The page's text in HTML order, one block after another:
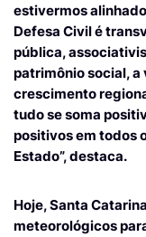
estivermos
Defesa Civil é
pública,
patrimônio social, a
crescimento
tudo se soma
positivos em todos
Estado”, destaca.
Hoje, Santa
meteorológicos